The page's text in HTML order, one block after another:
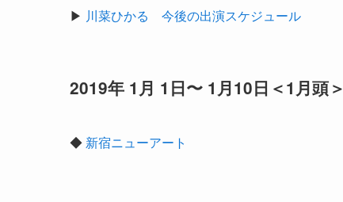
▶︎ 川菜ひかる 今後の出演スケジュール
2019年 1月 1日〜 1月10日＜1月頭＞
◆ 新宿ニューアート